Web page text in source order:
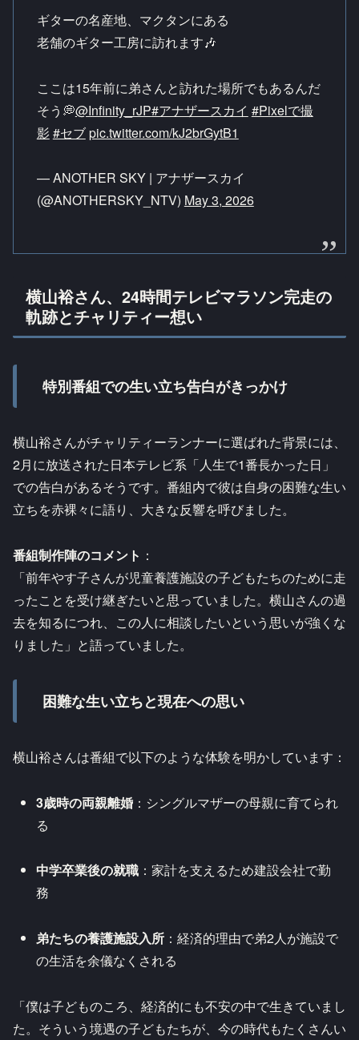
ギターの名産地、マクタンにある
老舗のギター工房に訪れます🎶
ここは15年前に弟さんと訪れた場所でもあるんだ
そう💭@Infinity_rJP#アナザースカイ #Pixelで撮
影#セブpic.twitter.com/kJ2brGytB1
— ANOTHER SKY | アナザースカイ
(@ANOTHERSKY_NTV) May 3, 2026
横山裕さん、24時間テレビマラソン完走の
軌跡とチャリティー想い
特別番組での生い立ち告白がきっかけ
横山裕さんがチャリティーランナーに選ばれた背景には、
2月に放送された日本テレビ系「人生で1番長かった日」
での告白があるそうです。番組内で彼は自身の困難な生い
立ちを赤裸々に語り、大きな反響を呼びました。
番組制作陣のコメント ：
「前年やす子さんが児童養護施設の子どもたちのために走
ったことを受け継ぎたいと思っていました。横山さんの過
去を知るにつれ、この人に相談したいという思いが強くな
りました」と語っていました。
困難な生い立ちと現在への思い
横山裕さんは番組で以下のような体験を明かしています：
3歳時の両親離婚 ：シングルマザーの母親に育てられ
る
中学卒業後の就職 ：家計を支えるため建設会社で勤
務
弟たちの養護施設入所 ：経済的理由で弟2人が施設で
の生活を余儀なくされる
「僕は子どものころ、経済的にも不安の中で生きていまし
た。そういう境遇の子どもたちが、今の時代もたくさんい